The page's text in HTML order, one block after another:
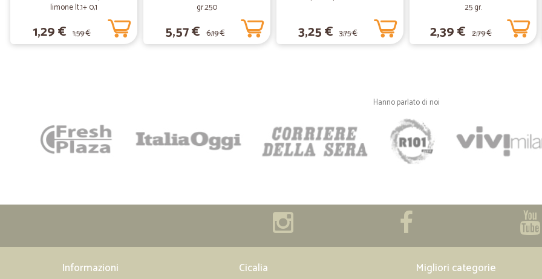
Giada R.
Ottimo servizio
Ottimo servizio, rapido, preciso e
Uso cicalia da un paio
Uso cicalia da un paio d'anni e mi
limone lt.1+ 0,1
1,29 € 1,59 €
gr.250
5,57 € 6,19 € 3,25 € 3,75 €
25 gr.
2,39 € 2,79 €
Hanno parlato di noi
Informazioni Cicalia Migliori categorie